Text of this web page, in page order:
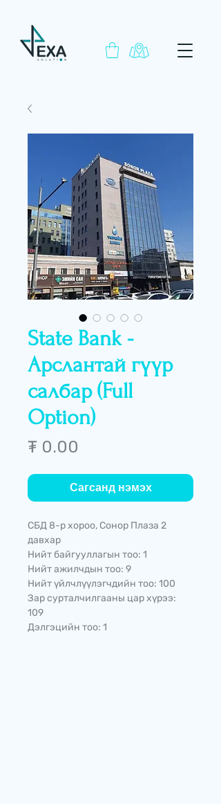
State Bank -
Арслантай гүүр
салбар (Full
Option)
₮ 0.00
Сагсанд нэмэх
СБД 8-р хороо, Сонор Плаза 2
давхар
Нийт байгууллагын тоо: 1
Нийт ажилчдын тоо: 9
Нийт үйлчлүүлэгчдийн тоо: 100
Зар сурталчилгааны цар хүрээ:
109
Дэлгэцийн тоо: 1